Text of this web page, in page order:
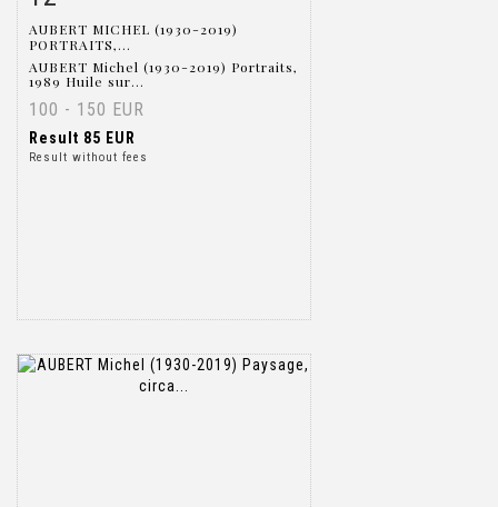
AUBERT MICHEL (1930-2019)
PORTRAITS,...
AUBERT Michel (1930-2019) Portraits,
1989 Huile sur...
100 - 150 EUR
Result 85 EUR
Result without fees